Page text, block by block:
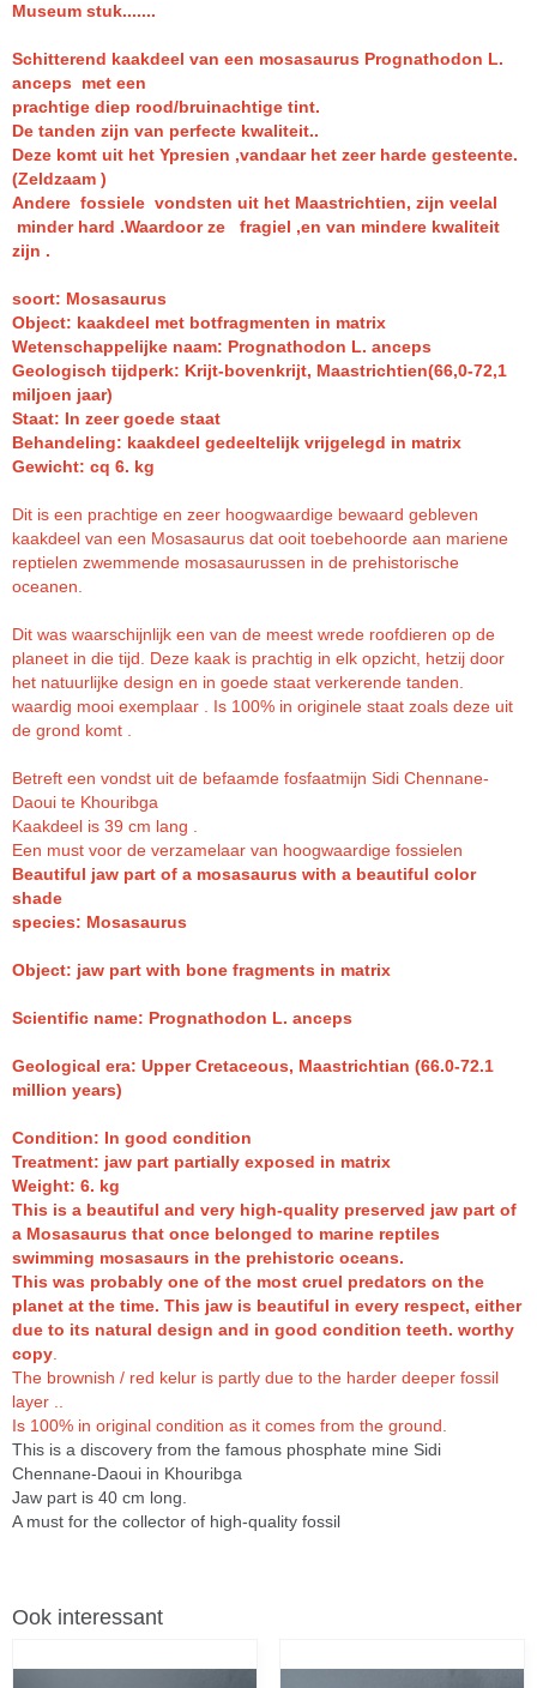
Museum stuk.......
Schitterend kaakdeel van een mosasaurus Prognathodon L.
anceps met een
prachtige diep rood/bruinachtige tint.
De tanden zijn van perfecte kwaliteit..
Deze komt uit het Ypresien ,vandaar het zeer harde gesteente.
(Zeldzaam )
Andere fossiele vondsten uit het Maastrichtien, zijn veelal
minder hard .Waardoor ze fragiel ,en van mindere kwaliteit
zijn .
soort: Mosasaurus
Object: kaakdeel met botfragmenten in matrix
Wetenschappelijke naam: Prognathodon L. anceps
Geologisch tijdperk: Krijt-bovenkrijt, Maastrichtien(66,0-72,1
miljoen jaar)
Staat: In zeer goede staat
Behandeling: kaakdeel gedeeltelijk vrijgelegd in matrix
Gewicht: cq 6. kg
Dit is een prachtige en zeer hoogwaardige bewaard gebleven
kaakdeel van een Mosasaurus dat ooit toebehoorde aan mariene
reptielen zwemmende mosasaurussen in de prehistorische
oceanen.
Dit was waarschijnlijk een van de meest wrede roofdieren op de
planeet in die tijd. Deze kaak is prachtig in elk opzicht, hetzij door
het natuurlijke design en in goede staat verkerende tanden.
waardig mooi exemplaar . Is 100% in originele staat zoals deze uit
de grond komt .
Betreft een vondst uit de befaamde fosfaatmijn Sidi Chennane-
Daoui te Khouribga
Kaakdeel is 39 cm lang .
Een must voor de verzamelaar van hoogwaardige fossielen
Beautiful jaw part of a mosasaurus with a beautiful color
shade
species: Mosasaurus
Object: jaw part with bone fragments in matrix
Scientific name: Prognathodon L. anceps
Geological era: Upper Cretaceous, Maastrichtian (66.0-72.1
million years)
Condition: In good condition
Treatment: jaw part partially exposed in matrix
Weight: 6. kg
This is a beautiful and very high-quality preserved jaw part of
a Mosasaurus that once belonged to marine reptiles
swimming mosasaurs in the prehistoric oceans.
This was probably one of the most cruel predators on the
planet at the time. This jaw is beautiful in every respect, either
due to its natural design and in good condition teeth. worthy
copy
The brownish / red kelur is partly due to the harder deeper fossil
layer ..
Is 100% in original condition as it comes from the ground.
This is a discovery from the famous phosphate mine Sidi
Chennane-Daoui in Khouribga
Jaw part is 40 cm long.
A must for the collector of high-quality fossil
Ook interessant